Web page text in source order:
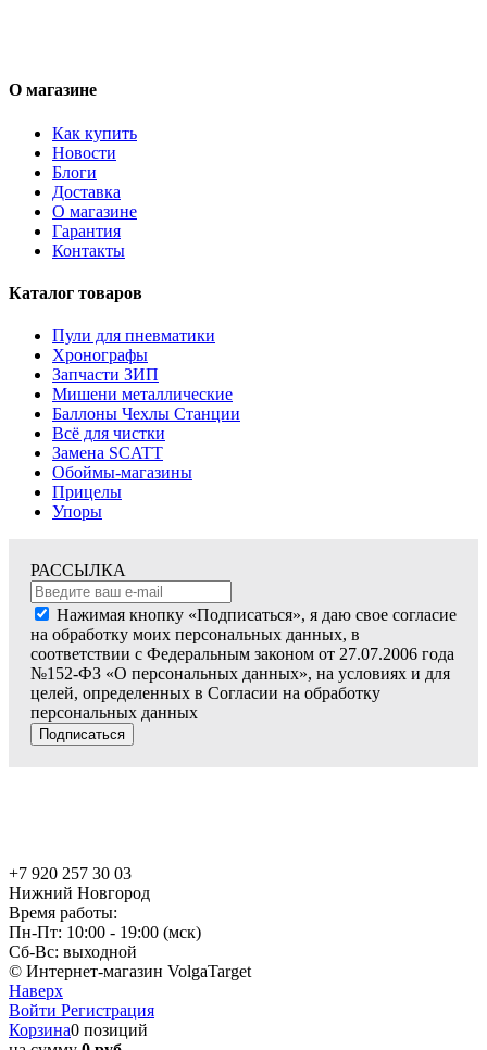
О магазине
Как купить
Новости
Блоги
Доставка
О магазине
Гарантия
Контакты
Каталог товаров
Пули для пневматики
Хронографы
Запчасти ЗИП
Мишени металлические
Баллоны Чехлы Станции
Всё для чистки
Замена SCATT
Обоймы-магазины
Прицелы
Упоры
РАССЫЛКА
Нажимая кнопку «Подписаться», я даю свое согласие
на обработку моих персональных данных, в
соответствии с Федеральным законом от 27.07.2006 года
№152-ФЗ «О персональных данных», на условиях и для
целей, определенных в Согласии на обработку
персональных данных
Подписаться
+7 920 257 30 03
Нижний Новгород
Время работы:
Пн-Пт: 10:00 - 19:00 (мск)
Сб-Вс: выходной
© Интернет-магазин VolgaTarget
Наверх
Войти Регистрация
Корзина0 позиций